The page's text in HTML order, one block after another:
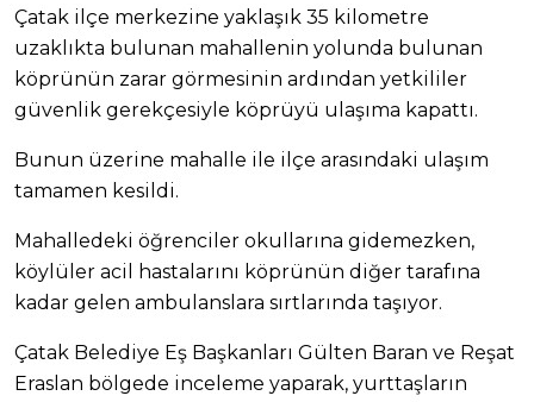
Çatak ilçe merkezine yaklaşık 35 kilometre
uzaklıkta bulunan mahallenin yolunda bulunan
köprünün zarar görmesinin ardından yetkililer
güvenlik gerekçesiyle köprüyü ulaşıma kapattı.
Bunun üzerine mahalle ile ilçe arasındaki ulaşım
tamamen kesildi.
Mahalledeki öğrenciler okullarına gidemezken,
köylüler acil hastalarını köprünün diğer tarafına
kadar gelen ambulanslara sırtlarında taşıyor.
Çatak Belediye Eş Başkanları Gülten Baran ve Reşat
Eraslan bölgede inceleme yaparak, yurttaşların